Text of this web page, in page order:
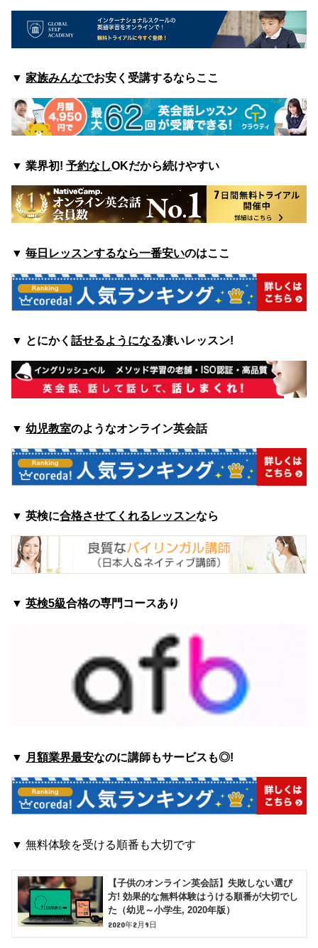
▼ 家族みんなでお安く受講するならここ
▼ 業界初!予約なしOKだから続けやすい
▼毎日レッスンするなら一番安いのはここ
▼ とにかく話せるようになる凄いレッスン!
▼幼児教室のようなオンライン英会話
▼ 英検に合格させてくれるレッスンなら
▼英検5級合格の専門コースあり
▼ 月額業界最安なのに講師もサービスも◎!
▼無料体験を受ける順番も大切です
【子供のオンライン英会話】失敗しない選び
方! 効果的な無料体験はうける順番が大切でし
た（幼児～小学生, 2020年版）
2020年2月9日